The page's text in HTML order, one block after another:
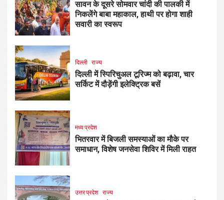
सावन के दूसरे सोमवार चांदी की पालकी में
निकलेंगे बाबा महाकाल, हाथी पर होगा शाही
सवारी का स्वरूप
दिल्ली राज्य
दिल्ली में स्पिरिचुअल टूरिज्म को बढ़ावा, चार
सर्किट में दौड़ेंगी इलेक्ट्रिक बसें
मध्य प्रदेश
भितरवार में बिजली समस्याओं का मौके पर
समाधान, विशेष जनसेवा शिविर में मिली राहत
उत्तर प्रदेश राज्य